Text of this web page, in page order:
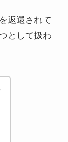
返還されて
として扱わ